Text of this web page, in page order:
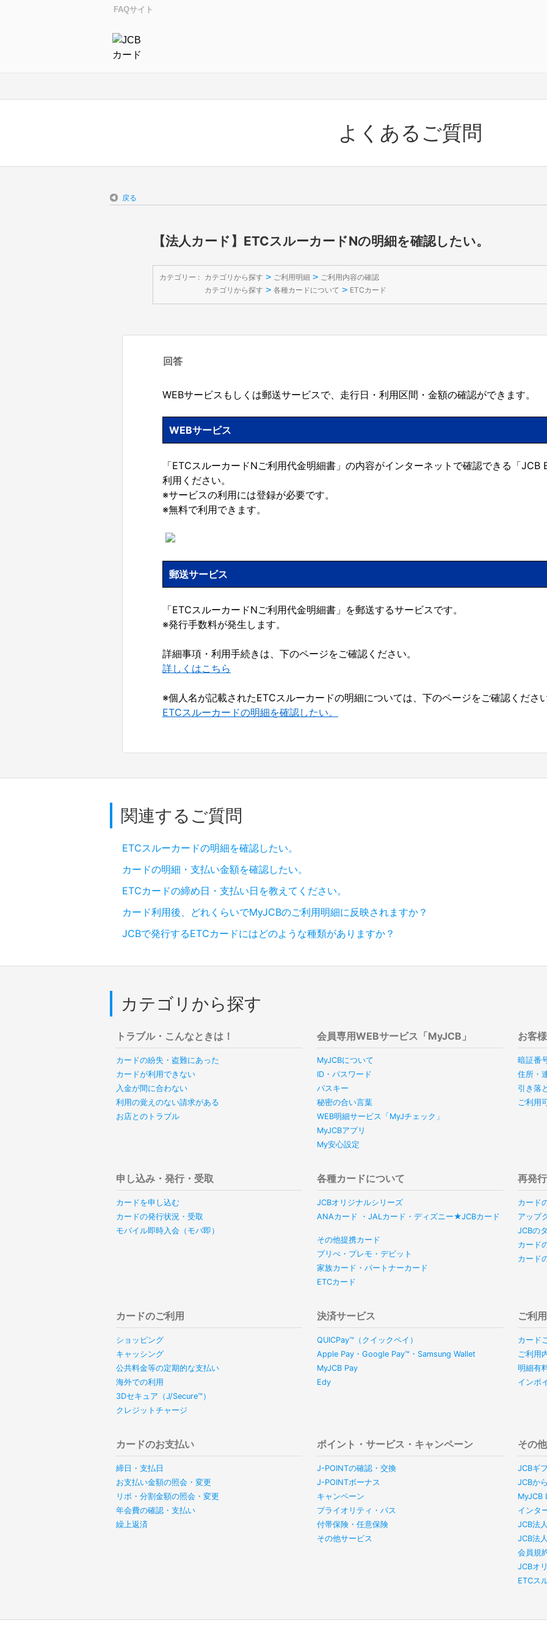
FAQサイト
よくあるご質問
戻る
【法人カード】ETCスルーカードNの明細を確認したい。
カテゴリー : カテゴリから探す > ご利用明細 > ご利用内容の確認
カテゴリから探す > 各種カードについて > ETCカード
回答
WEBサービスもしくは郵送サービスで、走行日・利用区間・金額の確認ができます。
WEBサービス
「ETCスルーカードNご利用代金明細書」の内容がインターネットで確認できる「
利用ください。
※サービスの利用には登録が必要です。
※無料で利用できます。
郵送サービス
「ETCスルーカードNご利用代金明細書」を郵送するサービスです。
※発行手数料が発生します。
詳細事項・利用手続きは、下のページをご確認ください。
詳しくはこちら
※個人名が記載されたETCスルーカードの明細については、下のページをご確認くださ
ETCスルーカードの明細を確認したい。
関連するご質問
ETCスルーカードの明細を確認したい。
カードの明細・支払い金額を確認したい。
ETCカードの締め日・支払い日を教えてください。
カード利用後、どれくらいでMyJCBのご利用明細に反映されますか？
JCBで発行するETCカードにはどのような種類がありますか？
カテゴリから探す
トラブル・こんなときは！
カードの紛失・盗難にあった
カードが利用できない
入金が間に合わない
利用の覚えのない請求がある
お店とのトラブル
会員専用WEBサービス「MyJCB」
MyJCBについて
ID・パスワード
パスキー
秘密の合い言葉
WEB明細サービス「MyJチェック」
MyJCBアプリ
My安心設定
お客
暗証番
住所・
引き落
ご利用
申し込み・発行・受取
カードを申し込む
カードの発行状況・受取
モバイル即時入会（モバ即）
各種カードについて
JCBオリジナルシリーズ
ANAカード ・JALカード・ディズニー★JCBカード
その他提携カード
プリぺ・プレモ・デビット
家族カード・パートナーカード
ETCカード
再発
カード
アップ
JCBの
カード
カード
カードのご利用
ショッピング
キャッシング
公共料金等の定期的な支払い
海外での利用
3Dセキュア（J/Secure™）
クレジットチャージ
決済サービス
QUICPay™（クイックペイ）
Apple Pay・Google Pay™・Samsung Wallet
MyJCB Pay
Edy
ご利
カード
ご利用
明細有
インボ
カードのお支払い
締日・支払日
お支払い金額の照会・変更
リボ・分割金額の照会・変更
年会費の確認・支払い
繰上返済
ポイント・サービス・キャンペーン
J-POINTの確認・交換
J-POINTボーナス
キャンペーン
プライオリティ・パス
付帯保険・任意保険
その他サービス
その他
JCBギ
JCBか
MyJCB
インタ
JCB法
JCB法
会員規
JCBオ
ETCス